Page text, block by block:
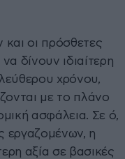
και οι πρόσθετες
δίνουν ιδιαίτερη
χρόνου,
με το πλάνο
ασφάλεια. Σε ό,
εργαζομένων, η
αξία σε βασικές